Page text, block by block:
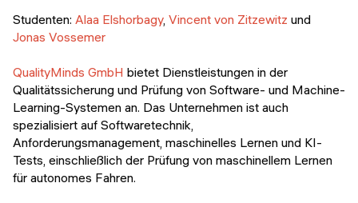
Studenten: Alaa Elshorbagy, Vincent von Zitzewitz und
Jonas Vossemer
QualityMinds GmbH bietet Dienstleistungen in der
Qualitätssicherung und Prüfung von Software- und Machine-
Learning-Systemen an. Das Unternehmen ist auch
spezialisiert auf Softwaretechnik,
Anforderungsmanagement, maschinelles Lernen und KI-
Tests, einschließlich der Prüfung von maschinellem Lernen
für autonomes Fahren.